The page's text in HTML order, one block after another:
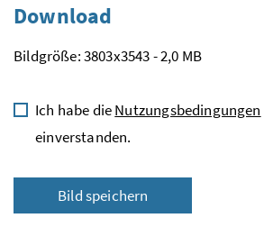
Download
Bildgröße: 3803x3543 - 2,0 MB
Ich habe dieNutzungsbedingungen
einverstanden.
Bild speichern